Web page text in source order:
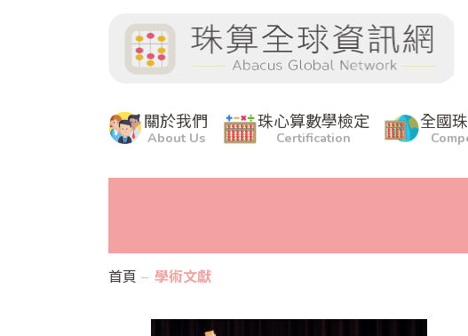
關於我們
About Us
珠心算數學檢定
Certification
全國
首頁 學術文獻